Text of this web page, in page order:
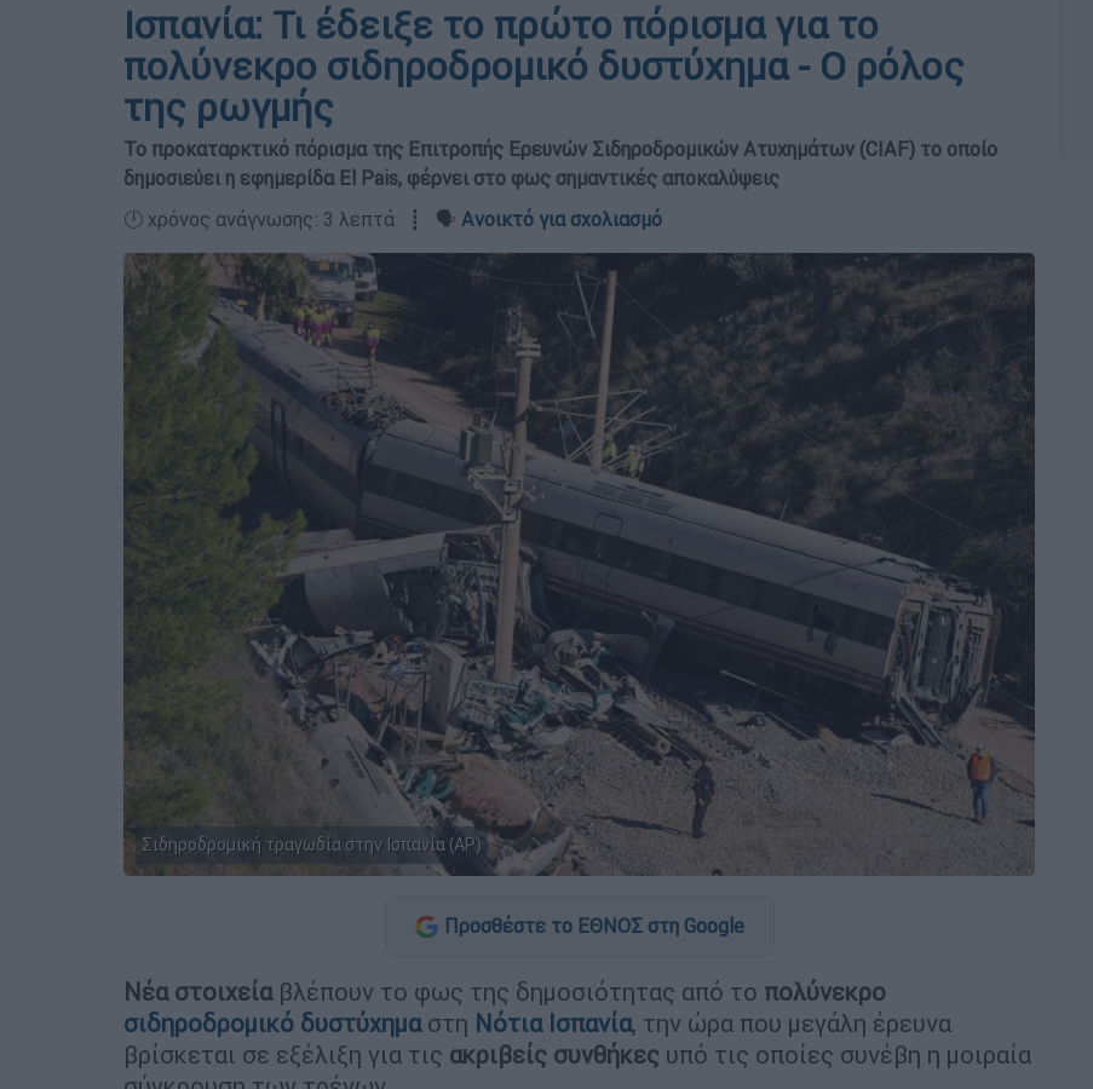
Ισπανία: Τι έδειξε το πρώτο πόρισμα για το
πολύνεκρο σιδηροδρομικό δυστύχημα - Ο ρόλος
της ρωγμής
Το προκαταρκτικό πόρισμα της Επιτροπής Ερευνών Σιδηροδρομικών Ατυχημάτων (CIAF) το οποίο
δημοσιεύει η εφημερίδα El Pais, φέρνει στο φως σημαντικές αποκαλύψεις
🕛 χρόνος ανάγνωσης: 3 λεπτά ┋ 🗣️ Ανοικτό για σχολιασμό
Σιδηροδρομική τραγωδία στην Ισπανία (ΑP)
Προσθέστε το ΕΘΝΟΣ στη Google
Νέα στοιχείαβλέπουν το φως της δημοσιότητας από το πολύνεκρο
σιδηροδρομικό δυστύχημα στη Νότια Ισπανία, την ώρα που μεγάλη έρευνα
βρίσκεται σε εξέλιξη για τις ακριβείς συνθήκες υπό τις οποίες συνέβη η μοιραία